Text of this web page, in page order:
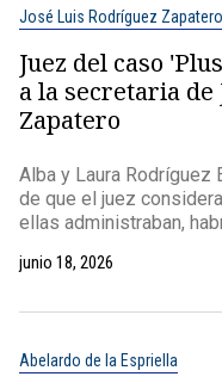
José Luis Rodríguez Zapatero
Juez del caso
a la secretaria de
Zapatero
Alba y Laura
de que el juez
ellas administraban,
junio 18, 2026
Abelardo de la Espriella